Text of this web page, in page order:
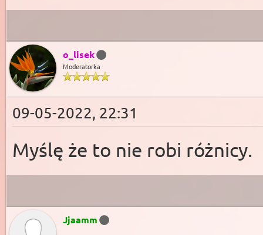
o_lisek
Moderatorka
09-05-2022, 22:31
Myślę że to nie robi różnicy.
Jjaamm